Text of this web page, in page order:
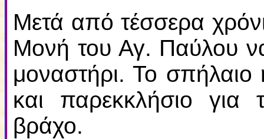
Μετά από τέσσερα
Μονή του Αγ. Παύλου
μοναστήρι. Το
και παρεκκλήσιο για
βράχο.